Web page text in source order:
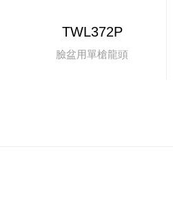
TWL372P
臉盆用單槍龍頭